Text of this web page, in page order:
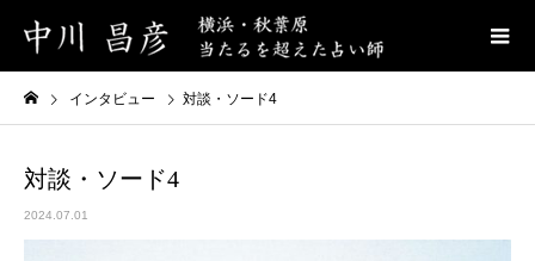
インタビュー 対談・ソード4
対談・ソード4
2024.07.01